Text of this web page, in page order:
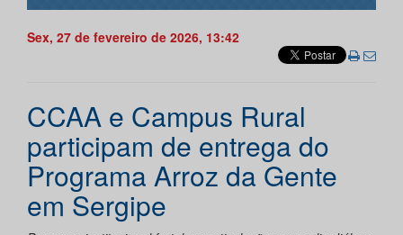
Sex, 27 de fevereiro de 2026, 13:42
CCAA e Campus Rural
participam de entrega do
Programa Arroz da Gente
em Sergipe